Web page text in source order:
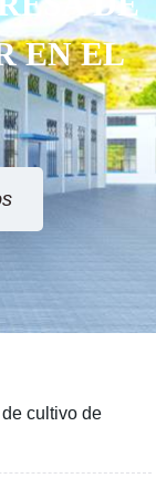
EN EL
cultivo de